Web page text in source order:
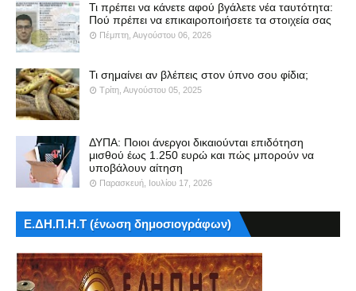
Τι πρέπει να κάνετε αφού βγάλετε νέα ταυτότητα:
Πού πρέπει να επικαιροποιήσετε τα στοιχεία σας
Πέμπτη, Αυγούστου 06, 2026
Τι σημαίνει αν βλέπεις στον ύπνο σου φίδια;
Τρίτη, Αυγούστου 05, 2025
ΔΥΠΑ: Ποιοι άνεργοι δικαιούνται επιδότηση
μισθού έως 1.250 ευρώ και πώς μπορούν να
υποβάλουν αίτηση
Παρασκευή, Ιουλίου 17, 2026
Ε.ΔΗ.Π.Η.Τ (ένωση δημοσιογράφων)